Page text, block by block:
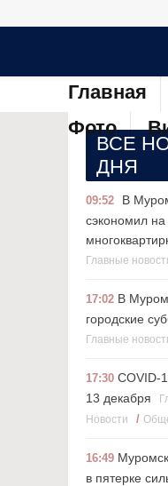
Главная
Фото
ВСЕ
ДНЯ
09:52
В
сэкономил
Главные
17:02 В
городские
Главные
17:30 COVID-
13 декабря
Новости /
16:49
в пятерке